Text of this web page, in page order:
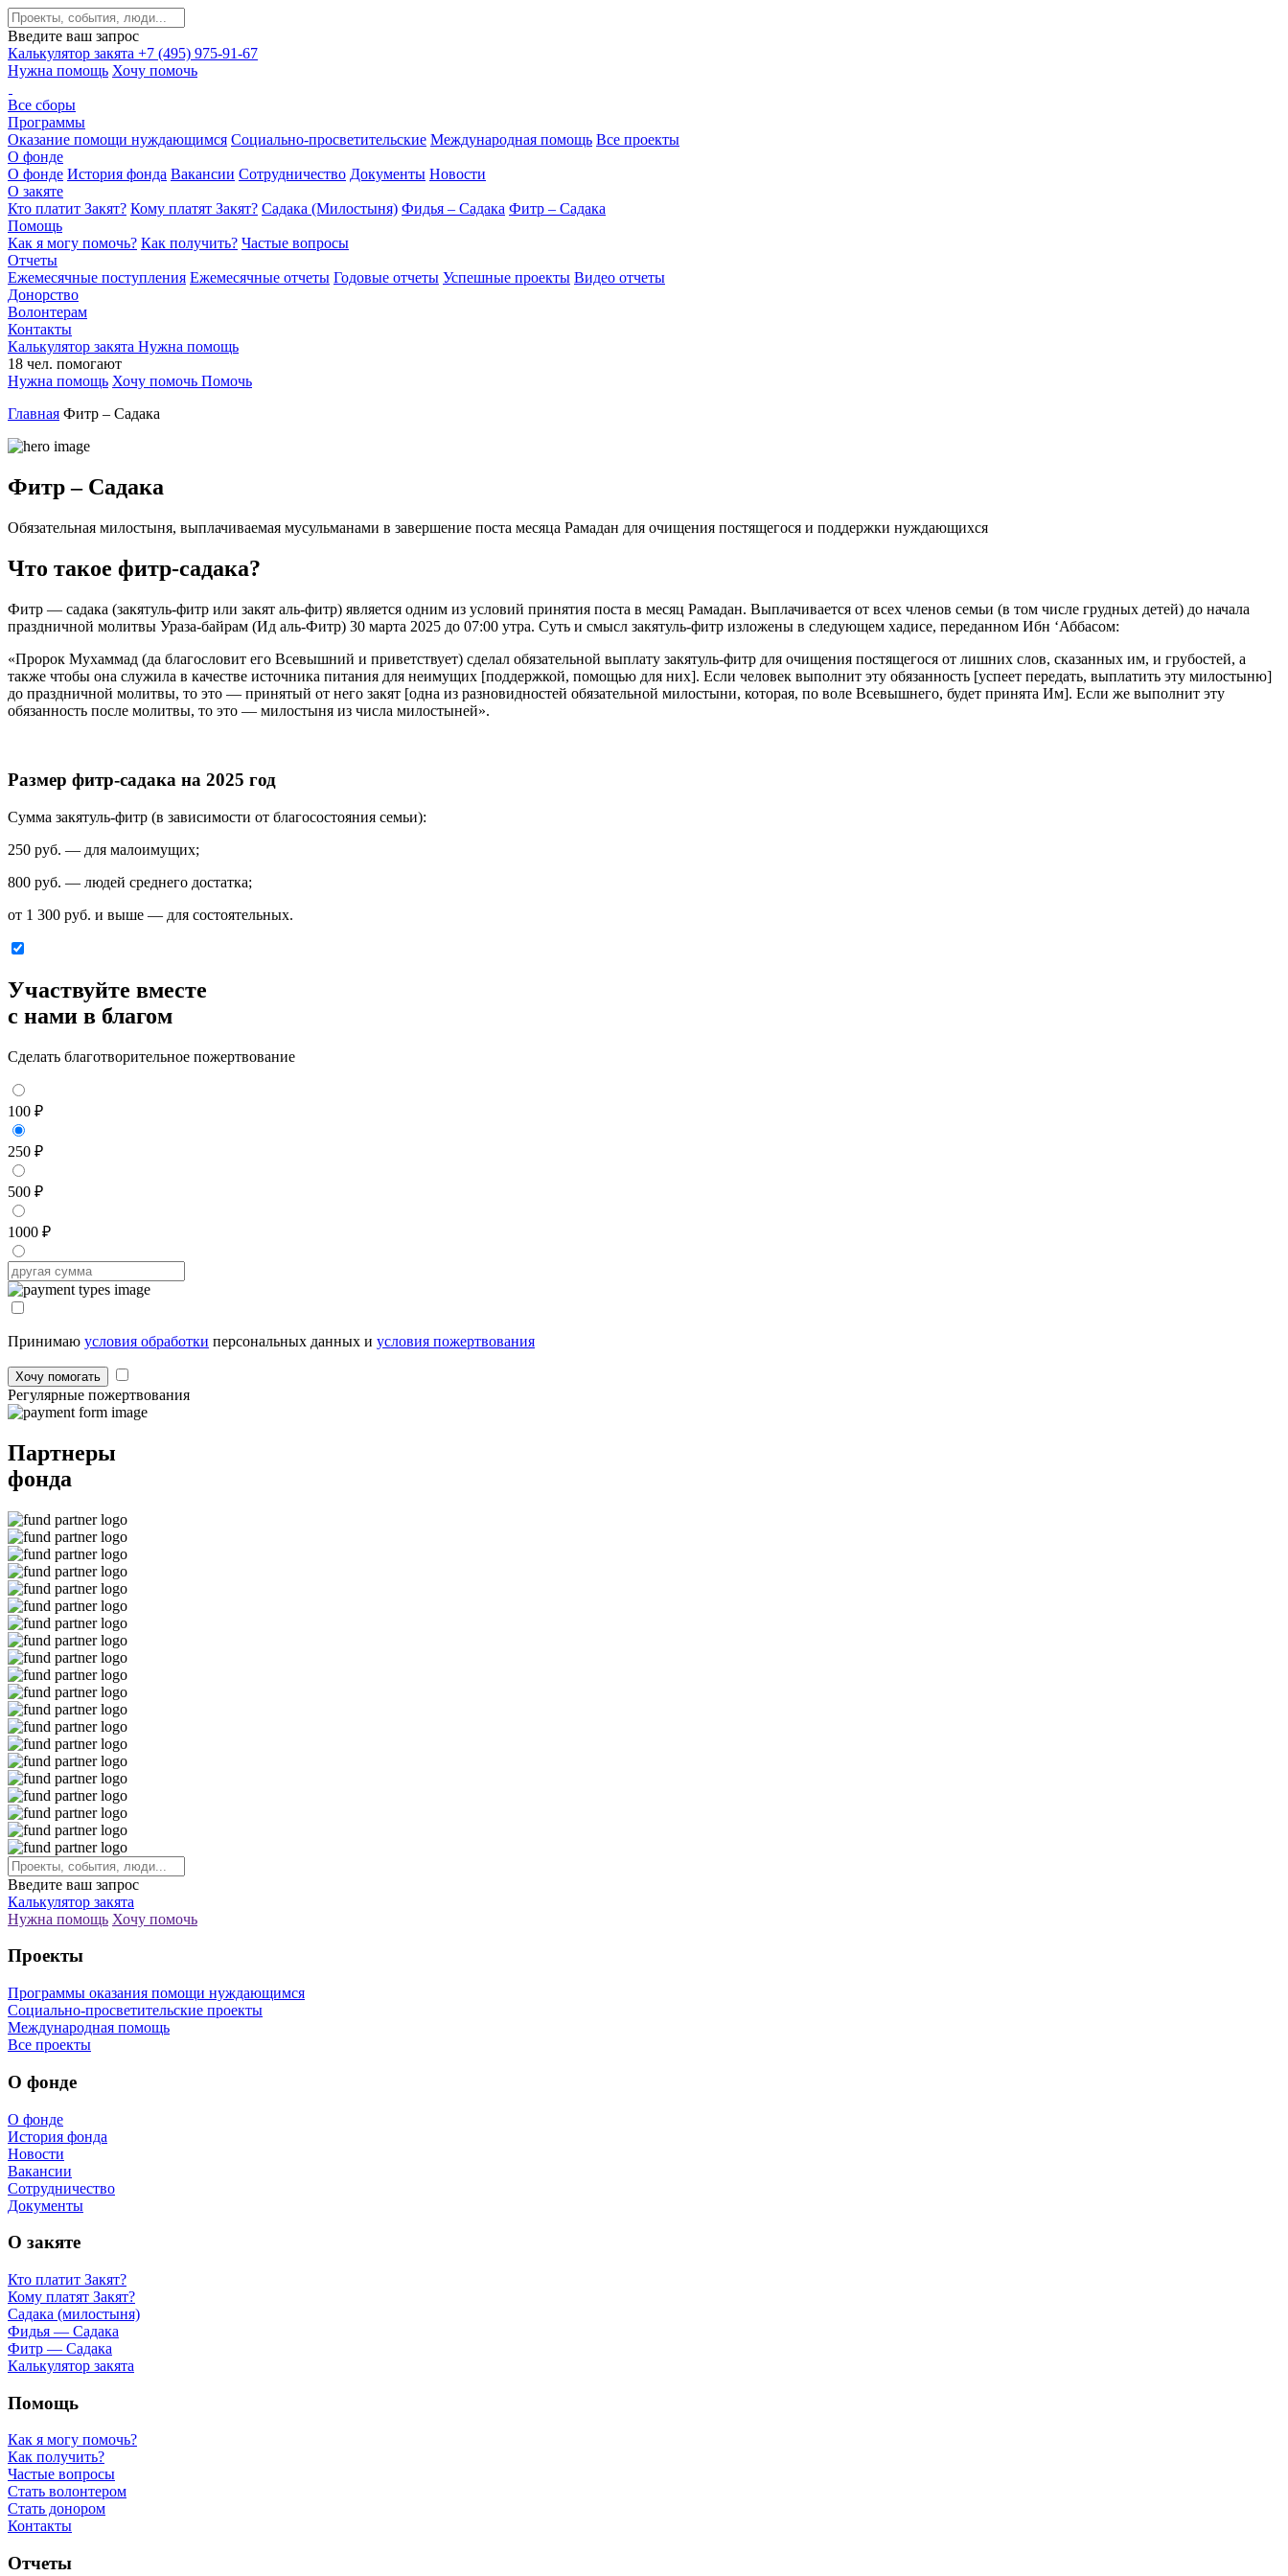
Введите ваш запрос
Калькулятор закята +7 (495) 975-91-67
Нужна помощь Хочу помочь
Все сборы
Программы
Оказание помощи нуждающимся Социально-просветительские Международная помощь Все проекты
О фонде
О фонде История фонда Вакансии Сотрудничество Документы Новости
О закяте
Кто платит Закят? Кому платят Закят? Садака (Милостыня) Фидья – Садака Фитр – Садака
Помощь
Как я могу помочь? Как получить? Частые вопросы
Отчеты
Ежемесячные поступления Ежемесячные отчеты Годовые отчеты Успешные проекты Видео отчеты
Донорство
Волонтерам
Контакты
Калькулятор закята Нужна помощь
18 чел. помогают
Нужна помощь Хочу помочь Помочь
Главная Фитр – Садака
Фитр – Садака
Обязательная милостыня, выплачиваемая мусульманами в завершение поста месяца Рамадан для очищения постящегося и поддержки нуждающихся
Что такое фитр-садака?
Фитр — садака (закятуль-фитр или закят аль-фитр) является одним из условий принятия поста в месяц Рамадан. Выплачивается от всех членов семьи (в том числе грудных детей) до начала
праздничной молитвы Ураза-байрам (Ид аль-Фитр) 30 марта 2025 до 07:00 утра. Суть и смысл закятуль-фитр изложены в следующем хадисе, переданном Ибн ‘Аббасом:
«Пророк Мухаммад (да благословит его Всевышний и приветствует) сделал обязательной выплату закятуль-фитр для очищения постящегося от лишних слов, сказанных им, и грубостей, а
также чтобы она служила в качестве источника питания для неимущих [поддержкой, помощью для них]. Если человек выполнит эту обязанность [успеет передать, выплатить эту милостыню]
до праздничной молитвы, то это — принятый от него закят [одна из разновидностей обязательной милостыни, которая, по воле Всевышнего, будет принята Им]. Если же выполнит эту
обязанность после молитвы, то это — милостыня из числа милостыней».
Размер фитр-садака на 2025 год
Сумма закятуль-фитр (в зависимости от благосостояния семьи):
250 руб. — для малоимущих;
800 руб. — людей среднего достатка;
от 1 300 руб. и выше — для состоятельных.
Участвуйте вместе
с нами в благом
Сделать благотворительное пожертвование
100 ₽
250 ₽
500 ₽
1000 ₽
Принимаю условия обработки персональных данных и условия пожертвования
Хочу помогать
Регулярные пожертвования
Партнеры
фонда
Введите ваш запрос
Калькулятор закята
Нужна помощь Хочу помочь
Проекты
Программы оказания помощи нуждающимся
Социально-просветительские проекты
Международная помощь
Все проекты
О фонде
О фонде
История фонда
Новости
Вакансии
Сотрудничество
Документы
О закяте
Кто платит Закят?
Кому платят Закят?
Садака (милостыня)
Фидья — Садака
Фитр — Садака
Калькулятор закята
Помощь
Как я могу помочь?
Как получить?
Частые вопросы
Стать волонтером
Стать донором
Контакты
Отчеты